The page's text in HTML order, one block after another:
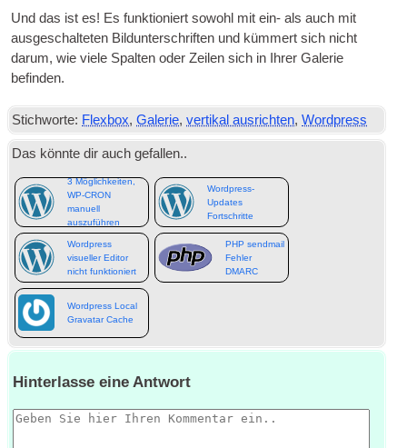
Und das ist es! Es funktioniert sowohl mit ein- als auch mit
ausgeschalteten Bildunterschriften und kümmert sich nicht
darum, wie viele Spalten oder Zeilen sich in Ihrer Galerie
befinden.
Stichworte: Flexbox,Galerie,vertikal ausrichten,Wordpress
Das könnte dir auch gefallen..
3 Möglichkeiten,
WP-CRON
manuell
auszuführen
Wordpress-
Updates
Fortschritte
Wordpress
visueller Editor
nicht funktioniert
PHP sendmail
Fehler
DMARC
Wordpress Local
Gravatar Cache
Hinterlasse eine Antwort